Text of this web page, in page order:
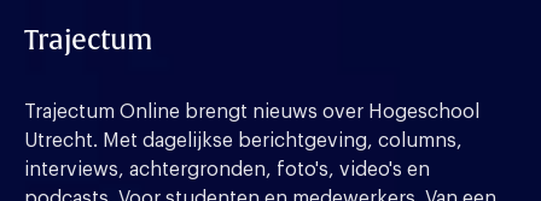
Trajectum
Trajectum Online brengt nieuws over Hogeschool
Utrecht. Met dagelijkse berichtgeving, columns,
interviews, achtergronden, foto's, video's en